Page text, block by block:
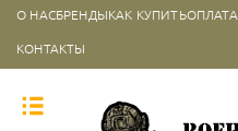
О НАСБРЕНДЫКАК КУПИТЬОПЛАТА
КОНТАКТЫ